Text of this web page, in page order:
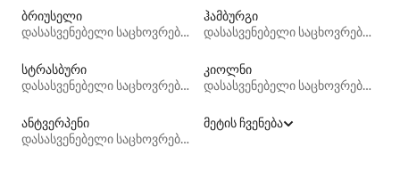
ბრიუსელი
დასასვენებელი საცხოვრებლები
ჰამბურგი
დასასვენებელი საცხოვრებლები
სტრასბური
დასასვენებელი საცხოვრებლები
კიოლნი
დასასვენებელი საცხოვრებლები
ანტვერპენი
დასასვენებელი საცხოვრებლები
მეტის ჩვენება